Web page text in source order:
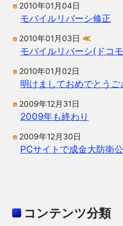
2010年01月04日
モバイルリバーシ修正
2010年01月03日 ≪
モバイルリバーシ(ドコ
2010年01月02日
明けましておめでとうご
2009年12月31日
2009年も終わり
2009年12月30日
PCサイトで成金大防衛
コンテンツ分類